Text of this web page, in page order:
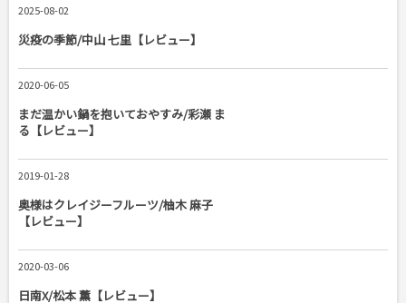
2025-08-02
災疫の季節/中山 七里【レビュー】
2020-06-05
まだ温かい鍋を抱いておやすみ/彩瀬 ま
る【レビュー】
2019-01-28
奥様はクレイジーフルーツ/柚木 麻子
【レビュー】
2020-03-06
日南X/松本 薫【レビュー】